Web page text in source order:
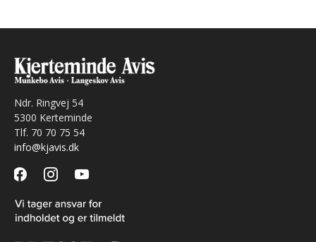
Ndr. Ringvej 54
5300 Kerteminde
Tlf. 70 70 75 54
info@kjavis.dk
facebookinstagramyoutube